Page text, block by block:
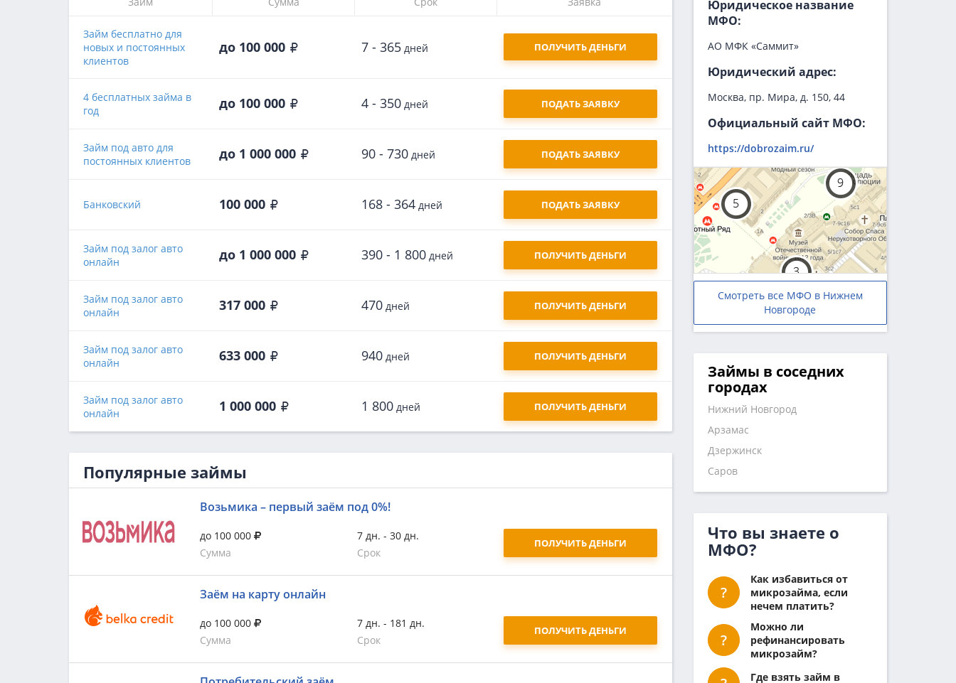
Займ бесплатно для
новых и постоянных
клиентов
до 100 000 7 - 365 дней ПОЛУЧИТЬ ДЕНЬГИ
4 бесплатных займа в
год
до 100 000 4 - 350 дней ПОДАТЬ ЗАЯВКУ
Займ под авто для
постоянных клиентов
до 1 000 000 90 - 730 дней ПОДАТЬ ЗАЯВКУ
Банковский 100 000 168 - 364 дней ПОДАТЬ ЗАЯВКУ
Займ под залог авто
онлайн
до 1 000 000 390 - 1 800 дней ПОЛУЧИТЬ ДЕНЬГИ
Займ под залог авто
онлайн
317 000 470 дней ПОЛУЧИТЬ ДЕНЬГИ
Займ под залог авто
онлайн
633 000 940 дней ПОЛУЧИТЬ ДЕНЬГИ
Займ под залог авто
онлайн
1 000 000 1 800 дней ПОЛУЧИТЬ ДЕНЬГИ
Популярные займы
Возьмика – первый заём под 0%!
до 100 000
Сумма
7 дн. - 30 дн.
Срок
ПОЛУЧИТЬ ДЕНЬГИ
Заём на карту онлайн
до 100 000
Сумма
7 дн. - 181 дн.
Срок
ПОЛУЧИТЬ ДЕНЬГИ
Юридическое название
МФО:
АО МФК «Саммит»
Юридический адрес:
Москва, пр. Мира, д. 150, 44
Официальный сайт МФО:
https://dobrozaim.ru/
Смотреть все МФО в Нижнем
Новгороде
Займы в соседних
городах
Нижний Новгород
Арзамас
Дзержинск
Саров
Что вы знаете о
МФО?
Как избавиться от
микрозайма, если
нечем платить?
Можно ли
рефинансировать
микрозайм?
Где взять займ в